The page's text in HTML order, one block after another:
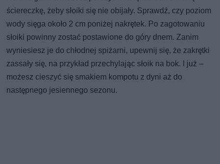
ściereczkę, żeby słoiki się nie obijały. Sprawdź, czy poziom
wody sięga około 2 cm poniżej nakrętek. Po zagotowaniu
słoiki powinny zostać postawione do góry dnem. Zanim
wyniesiesz je do chłodnej spiżarni, upewnij się, że zakrętki
zassały się, na przykład przechylając słoik na bok. I już –
możesz cieszyć się smakiem kompotu z dyni aż do
następnego jesiennego sezonu.